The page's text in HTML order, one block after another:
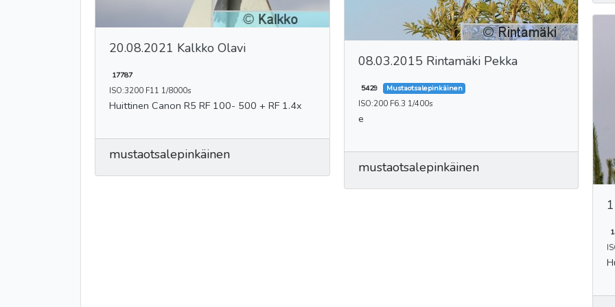
20.08.2021 Kalkko Olavi
17787
ISO:3200 F11 1/8000s
Huittinen Canon R5 RF 100- 500 + RF 1.4x
mustaotsalepinkäinen
08.03.2015 Rintamäki Pekka
5429 Mustaotsalepinkäinen
ISO:200 F6.3 1/400s
e
mustaotsalepinkäinen